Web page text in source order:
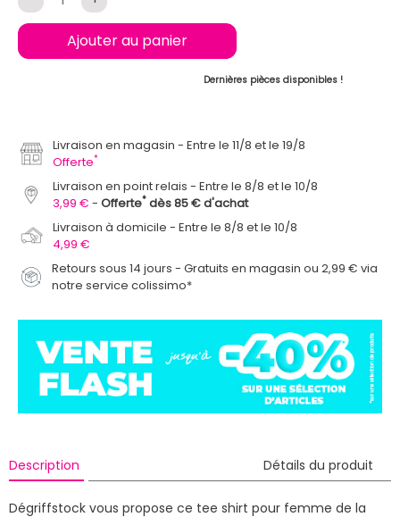
Ajouter au panier
Dernières pièces disponibles !
Livraison en magasin
Entre le 11/8 et le 19/8
Offerte*
Livraison en point relais
Entre le 8/8 et le 10/8
3,99 €
Offerte* dès 85 € d'achat
Livraison à domicile
Entre le 8/8 et le 10/8
4,99 €
Retours sous 14 jours - Gratuits en magasin ou 2,99 € via
notre service colissimo*
Description Détails du produit
Dégriffstock vous propose ce tee shirt pour femme de la